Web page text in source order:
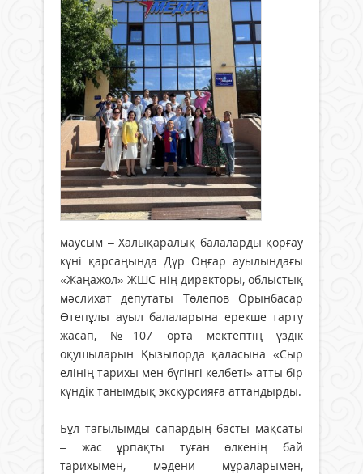
маусым – Халықаралық балаларды қорғау
күні қарсаңында Дүр Оңғар ауылындағы
«Жаңажол» ЖШС-нің директоры, облыстық
мәслихат депутаты Төлепов Орынбасар
Өтепұлы ауыл балаларына ерекше тарту
жасап, №107 орта мектептің үздік
оқушыларын Қызылорда қаласына «Сыр
елінің тарихы мен бүгінгі келбеті» атты бір
күндік танымдық экскурсияға аттандырды.
Бұл тағылымды сапардың басты мақсаты
– жас ұрпақты туған өлкенің бай
тарихымен, мәдени мұраларымен,